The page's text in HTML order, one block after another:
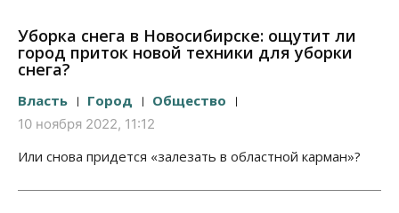
Уборка снега в Новосибирске: ощутит ли
город приток новой техники для уборки
снега?
Власть Город Общество
10 ноября 2022, 11:12
Или снова придется «залезать в областной карман»?